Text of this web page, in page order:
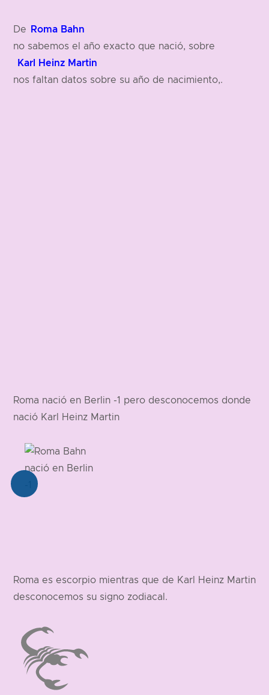
De Roma Bahn
no sabemos el año exacto que nació, sobre
Karl Heinz Martin
nos faltan datos sobre su año de nacimiento,.
Roma nació en Berlin -1 pero desconocemos donde
nació Karl Heinz Martin
Roma es escorpio mientras que de Karl Heinz Martin
desconocemos su signo zodiacal.